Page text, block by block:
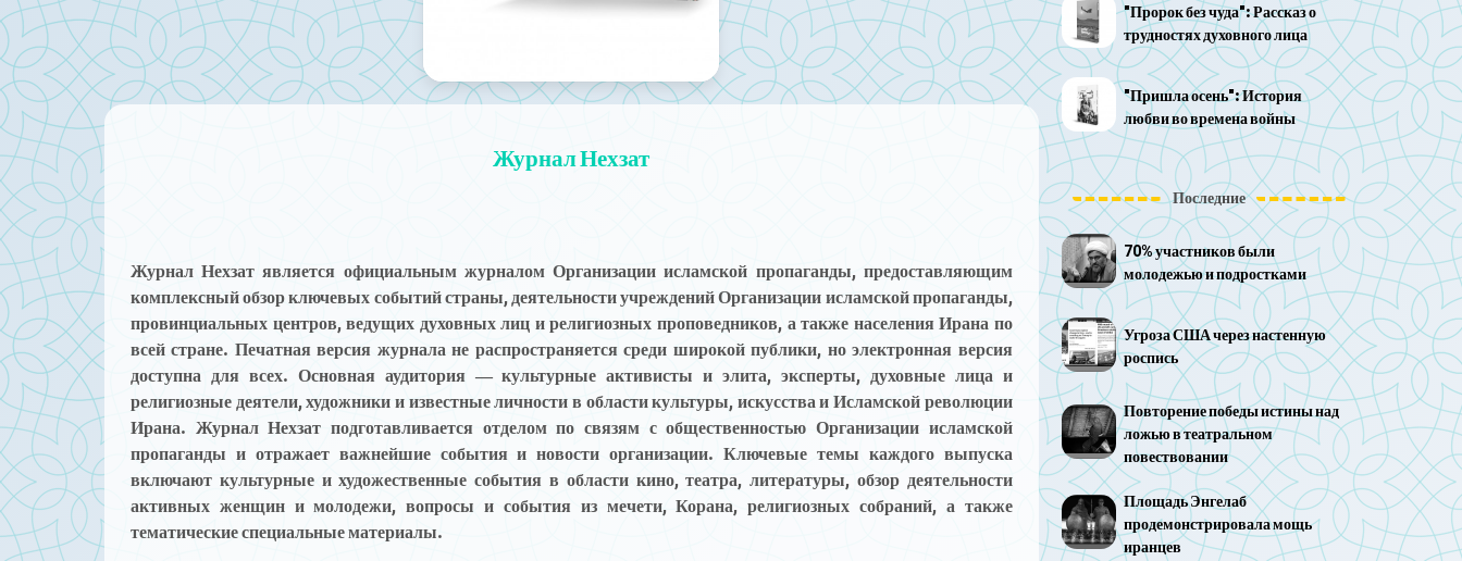
Журнал Нехзат
Журнал Нехзат является официальным журналом Организации исламской пропаганды, предоставляющим
комплексный обзор ключевых событий страны, деятельности учреждений Организации исламской пропаганды,
провинциальных центров, ведущих духовных лиц и религиозных проповедников, а также населения Ирана по
всей стране. Печатная версия журнала не распространяется среди широкой публики, но электронная версия
доступна для всех. Основная аудитория — культурные активисты и элита, эксперты, духовные лица и
религиозные деятели, художники и известные личности в области культуры, искусства и Исламской революции
Ирана. Журнал Нехзат подготавливается отделом по связям с общественностью Организации исламской
пропаганды и отражает важнейшие события и новости организации. Ключевые темы каждого выпуска
включают культурные и художественные события в области кино, театра, литературы, обзор деятельности
активных женщин и молодежи, вопросы и события из мечети, Корана, религиозных собраний, а также
тематические специальные материалы.
"Пророк без чуда": Рассказ о
трудностях духовного лица
"Пришла осень": История
любви во времена войны
Последние
70% участников были
молодежью и подростками
Угроза США через настенную
роспись
Повторение победы истины над
ложью в театральном
повествовании
Площадь Энгелаб
продемонстрировала мощь
иранцев